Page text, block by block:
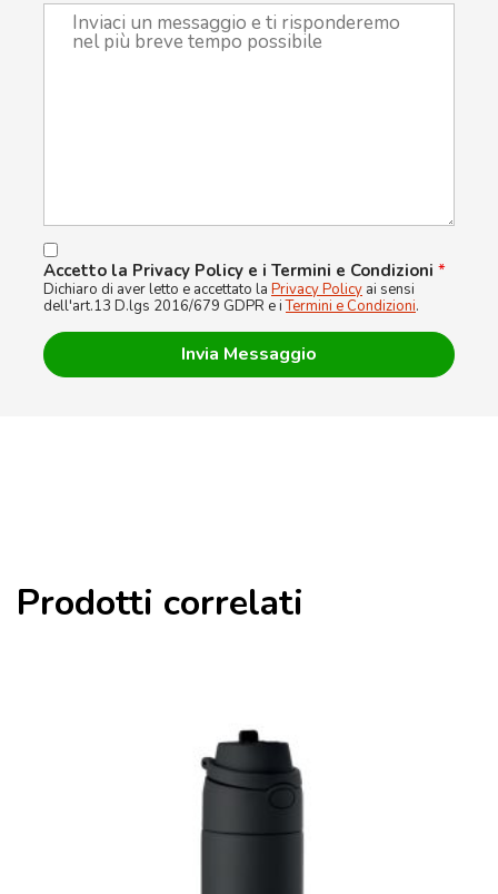
Accetto la Privacy Policy e i Termini e Condizioni *
Dichiaro di aver letto e accettato la Privacy Policy ai sensi
dell'art.13 D.lgs 2016/679 GDPR e iTermini e Condizioni.
Prodotti correlati